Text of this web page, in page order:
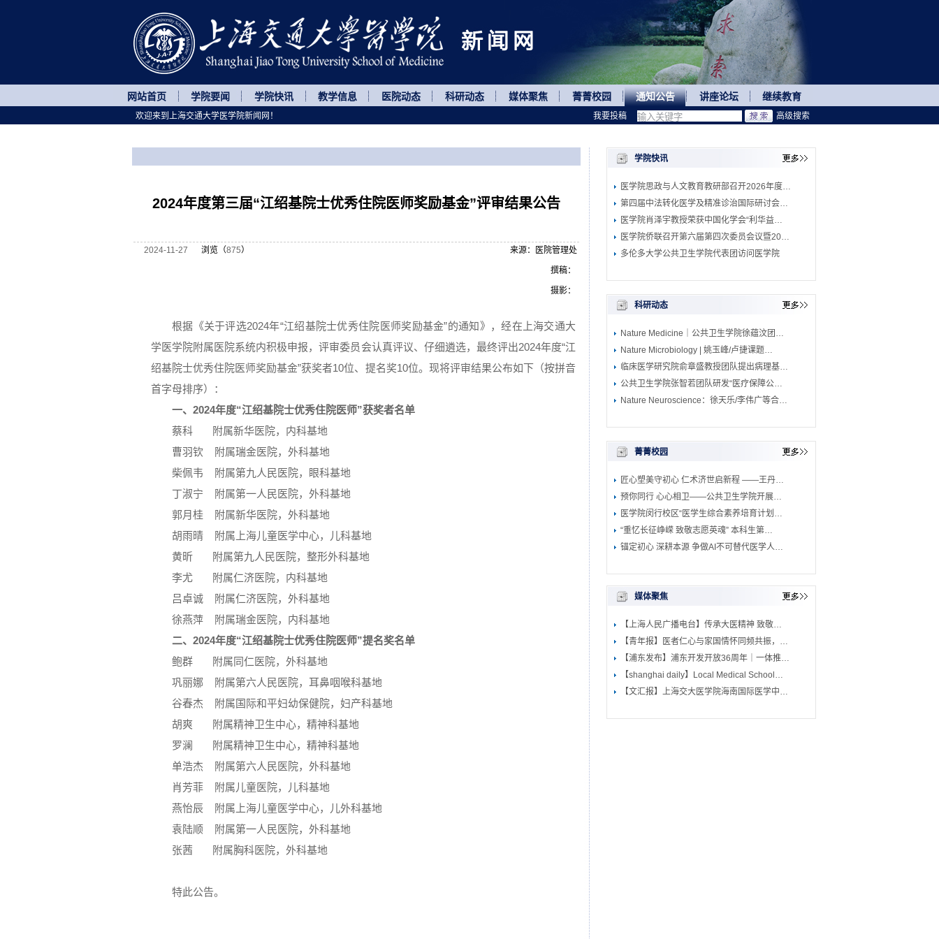
网站首页 学院要闻 学院快讯 教学信息 医院动态 科研动态 媒体聚焦 菁菁校园 通知公告 讲座论坛 继续教育
2024年度第三届“江绍基院士优秀住院医师奖励基金”评审结果公告
2024-11-27 浏览（875） 来源：医院管理处
撰稿：
摄影：
根据《关于评选2024年“江绍基院士优秀住院医师奖励基金”的通知》，经在上海交通大
学医学院附属医院系统内积极申报，评审委员会认真评议、仔细遴选，最终评出2024年度“江
绍基院士优秀住院医师奖励基金”获奖者10位、提名奖10位。现将评审结果公布如下（按拼音
首字母排序）：
一、2024年度“江绍基院士优秀住院医师”获奖者名单
蔡科 附属新华医院，内科基地
曹羽钦 附属瑞金医院，外科基地
柴佩韦 附属第九人民医院，眼科基地
丁淑宁 附属第一人民医院，外科基地
郭月桂 附属新华医院，外科基地
胡雨晴 附属上海儿童医学中心，儿科基地
黄昕 附属第九人民医院，整形外科基地
李尤 附属仁济医院，内科基地
吕卓诚 附属仁济医院，外科基地
徐燕萍 附属瑞金医院，内科基地
二、2024年度“江绍基院士优秀住院医师”提名奖名单
鲍群 附属同仁医院，外科基地
巩丽娜 附属第六人民医院，耳鼻咽喉科基地
谷春杰 附属国际和平妇幼保健院，妇产科基地
胡爽 附属精神卫生中心，精神科基地
罗澜 附属精神卫生中心，精神科基地
单浩杰 附属第六人民医院，外科基地
肖芳菲 附属儿童医院，儿科基地
燕怡辰 附属上海儿童医学中心，儿外科基地
袁陆顺 附属第一人民医院，外科基地
张茜 附属胸科医院，外科基地
特此公告。
高级搜索
学院快讯
医学院思政与人文教育教研部召开2026年度…
第四届中法转化医学及精准诊治国际研讨会…
医学院肖泽宇教授荣获中国化学会“利华益…
医学院侨联召开第六届第四次委员会议暨20…
多伦多大学公共卫生学院代表团访问医学院
科研动态
Nature Medicine｜公共卫生学院徐蕴汶团…
Nature Microbiology | 姚玉峰/卢捷课题…
临床医学研究院俞章盛教授团队提出病理基…
公共卫生学院张智若团队研发“医疗保障公…
Nature Neuroscience：徐天乐/李伟广等合…
菁菁校园
匠心塑美守初心 仁术济世启新程 ——王丹…
预你同行 心心相卫——公共卫生学院开展…
医学院闵行校区“医学生综合素养培育计划…
“重忆长征峥嵘 致敬志愿英魂” 本科生第…
锚定初心 深耕本源 争做AI不可替代医学人…
媒体聚焦
【上海人民广播电台】传承大医精神 致敬…
【青年报】医者仁心与家国情怀同频共振，…
【浦东发布】浦东开发开放36周年｜一体推…
【shanghai daily】Local Medical School…
【文汇报】上海交大医学院海南国际医学中…
欢迎来到上海交通大学医学院新闻网！ 我要投稿